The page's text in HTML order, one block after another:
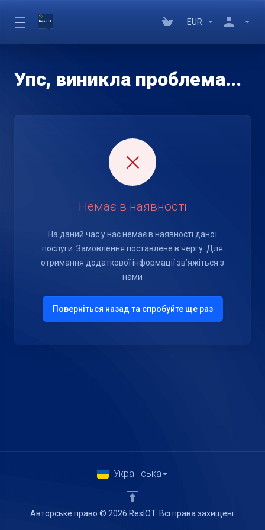
EUR
Упс, виникла проблема...
Немає в наявності
На даний час у нас немає в наявності даної
послуги. Замовлення поставлене в чергу. Для
отримання додаткової інформації зв’яжіться з
нами
Поверніться назад та спробуйте ще раз
Авторське право © 2026 ResIOT. Всі права захищені.
Українська